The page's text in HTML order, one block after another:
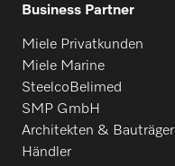
Business Partner
Miele Privatkunden
Miele Marine
SteelcoBelimed
SMP GmbH
Architekten & Bauträger
Händler